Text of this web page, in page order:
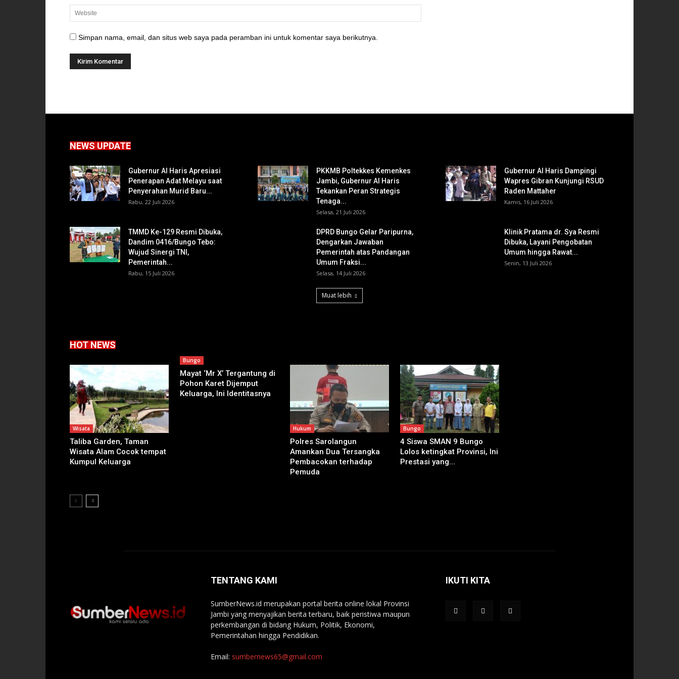
Simpan nama, email, dan situs web saya pada peramban ini untuk komentar saya berikutnya.
NEWS UPDATE
Gubernur Al Haris Apresiasi
Penerapan Adat Melayu saat
Penyerahan Murid Baru...
Rabu, 22 Juli 2026
PKKMB Poltekkes Kemenkes
Jambi, Gubernur Al Haris
Tekankan Peran Strategis
Tenaga...
Selasa, 21 Juli 2026
Gubernur Al Haris Dampingi
Wapres Gibran Kunjungi RSUD
Raden Mattaher
Kamis, 16 Juli 2026
TMMD Ke-129 Resmi Dibuka,
Dandim 0416/Bungo Tebo:
Wujud Sinergi TNI,
Pemerintah...
Rabu, 15 Juli 2026
DPRD Bungo Gelar Paripurna,
Dengarkan Jawaban
Pemerintah atas Pandangan
Umum Fraksi...
Selasa, 14 Juli 2026
Klinik Pratama dr. Sya Resmi
Dibuka, Layani Pengobatan
Umum hingga Rawat...
Senin, 13 Juli 2026
Muat lebih
HOT NEWS
Wisata
Taliba Garden, Taman
Wisata Alam Cocok tempat
Kumpul Keluarga
Bungo
Mayat ‘Mr X’ Tergantung di
Pohon Karet Dijemput
Keluarga, Ini Identitasnya
Hukum
Polres Sarolangun
Amankan Dua Tersangka
Pembacokan terhadap
Pemuda
Bungo
4 Siswa SMAN 9 Bungo
Lolos ketingkat Provinsi, Ini
Prestasi yang...
TENTANG KAMI
SumberNews.id merupakan portal berita online lokal Provinsi
Jambi yang menyajikan berita terbaru, baik peristiwa maupun
perkembangan di bidang Hukum, Politik, Ekonomi,
Pemerintahan hingga Pendidikan.
Email: sumbernews65@gmail.com
IKUTI KITA